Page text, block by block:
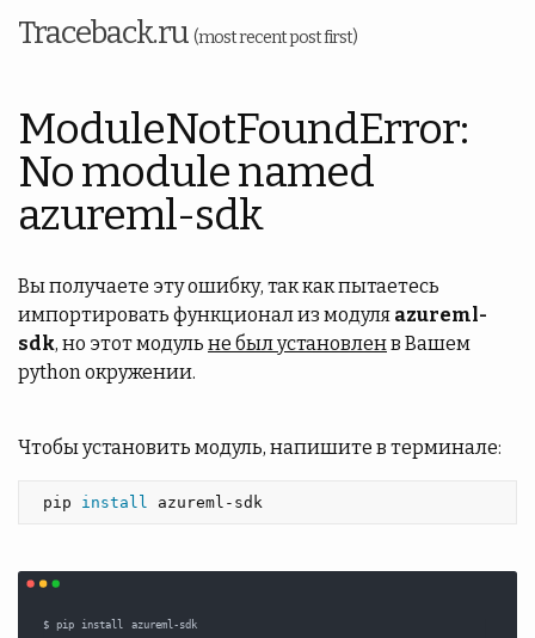
Traceback.ru (most recent post first)
ModuleNotFoundError:
No module named
azureml-sdk
Вы получаете эту ошибку, так как пытаетесь
импортировать функционал из модуля azureml-
sdk, но этот модуль не был установленв Вашем
python окружении.
Чтобы установить модуль, напишите в терминале:
pip install azureml-sdk